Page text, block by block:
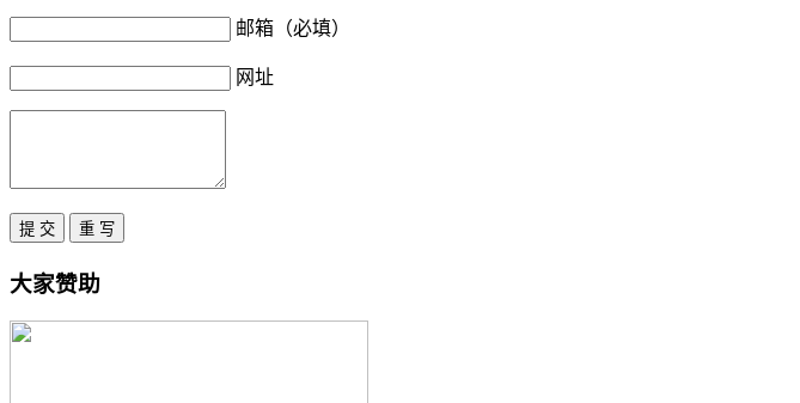
邮箱（必填）
网址
大家赞助